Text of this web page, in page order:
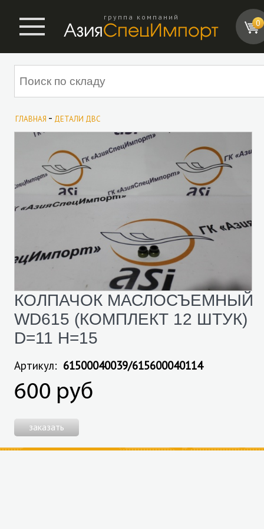
0
группа компаний
ГЛАВНАЯ - ДЕТАЛИ ДВС
КОЛПАЧОК МАСЛОСЪЕМНЫЙ
WD615 (КОМПЛЕКТ 12 ШТУК)
D=11 H=15
Артикул: 61500040039/615600040114
600 руб
заказать